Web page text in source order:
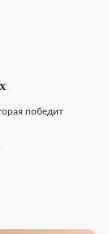
победит